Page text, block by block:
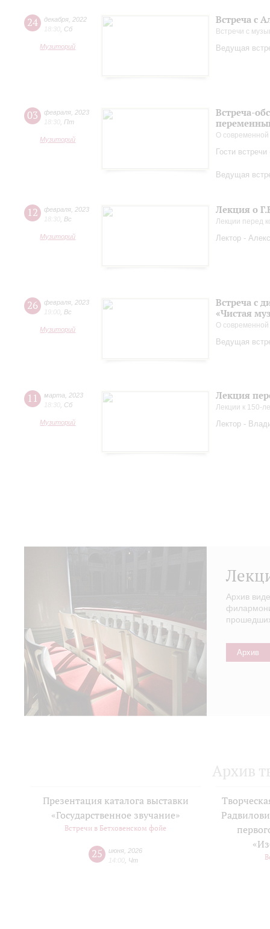
24 декабря 2022
18:30 Сб
Музиторий
Встреча с
Встречи с
Ведущая
03 февраля 2023
18:30 Пт
Музиторий
Встреча-
О
Гости
Ведущая
12 февраля 2023
18:30 Вс
Музиторий
Лекция о
Лекции перед
Лектор -
26 февраля 2023
19:00 Вс
Музиторий
Встреча с
«Чистая
О
Ведущая
11 марта
2023
18:30 Сб
Музиторий
Лекция
Лекции к 150-
Лектор -
Архив
Архив
Архив
Презентация каталога выставки
«Государственное звучание»
Встречи в Бетховенском фойе
25 июня 2026
14:00 Чт